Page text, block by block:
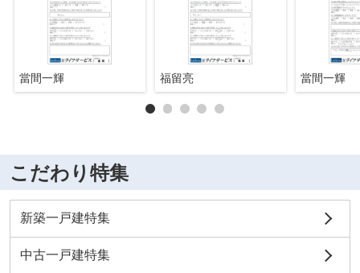
當間一輝 福留亮 當間一輝
こだわり特集
新築一戸建特集
中古一戸建特集